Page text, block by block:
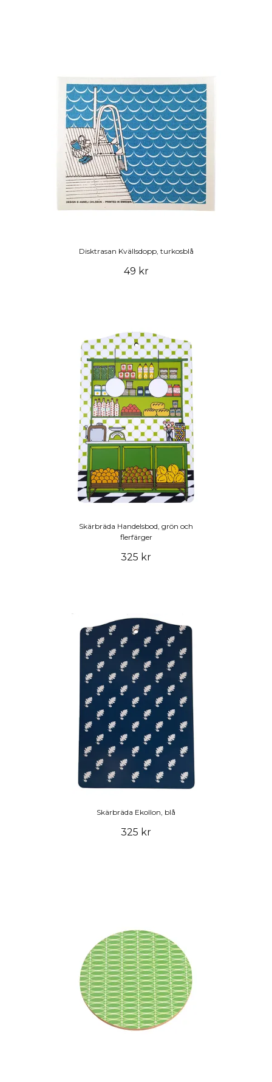
Disktrasan Kvällsdopp, turkosblå
49 kr
Skärbräda Handelsbod, grön och
flerfärger
325 kr
Skärbräda Ekollon, blå
325 kr